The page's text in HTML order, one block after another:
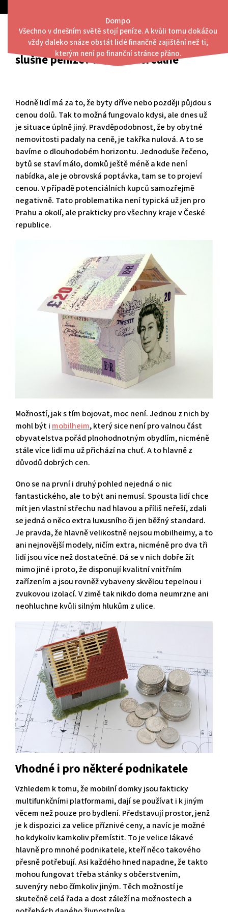
content
Dompo
Všechno v dnešním světě stojí peníze. A kvůli tomu dokážou
vždy daleko snáze obstát lidé finančně zajištění než ti,
kterým není po finanční stránce přáno.
Menu
Chcete bydlet na slušné úrovni za
slušné peníze? Není to nereálné
Hodně lidí má za to, že byty dříve nebo později půjdou s
cenou dolů. Tak to možná fungovalo kdysi, ale dnes už
je situace úplně jiný. Pravděpodobnost, že by obytné
nemovitosti padaly na ceně, je takřka nulová. A to se
bavíme o dlouhodobém horizontu. Jednoduše řečeno,
bytů se staví málo, domků ještě méně a kde není
nabídka, ale je obrovská poptávka, tam se to projeví
cenou. V případě potenciálních kupců samozřejmě
negativně. Tato problematika není typická už jen pro
Prahu a okolí, ale prakticky pro všechny kraje v České
republice.
Možností, jak s tím bojovat, moc není. Jednou z nich by
mohl být i mobilheim, který sice není pro valnou část
obyvatelstva pořád plnohodnotným obydlím, nicméně
stále více lidí mu už přichází na chuť. A to hlavně z
důvodů dobrých cen.
Ono se na první i druhý pohled nejedná o nic
fantastického, ale to být ani nemusí. Spousta lidí chce
mít jen vlastní střechu nad hlavou a příliš neřeší, zdali
se jedná o něco extra luxusního či jen běžný standard.
Je pravda, že hlavně velikostně nejsou mobilheimy, a to
ani nejnovější modely, ničím extra, nicméně pro dva tři
lidí jsou více než dostatečné. Dá se v nich dobře žít
mimo jiné i proto, že disponují kvalitní vnitřním
zařízením a jsou rovněž vybaveny skvělou tepelnou i
zvukovou izolací. V zimě tak nikdo doma neumrzne ani
neohluchne kvůli silným hlukům z ulice.
Vhodné i pro některé podnikatele
Vzhledem k tomu, že mobilní domky jsou fakticky
multifunkčními platformami, dají se používat i k jiným
věcem než pouze pro bydlení. Představují prostor, jenž
je k dispozici za velice příznivé ceny, a navíc je možné
ho kdykoliv kamkoliv přemístit. To je velice lákavé
hlavně pro mnohé podnikatele, kteří něco takového
přesně potřebují. Asi každého hned napadne, že takto
mohou fungovat třeba stánky s občerstvením,
suvenýry nebo čímkoliv jiným. Těch možností je
skutečně celá řada a dost záleží na možnostech a